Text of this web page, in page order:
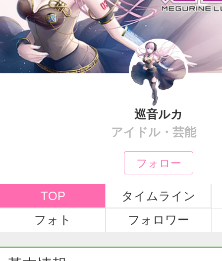
巡音ルカ
アイドル・芸能
フォロー
TOP
タイムライン
フォト
フォロワー